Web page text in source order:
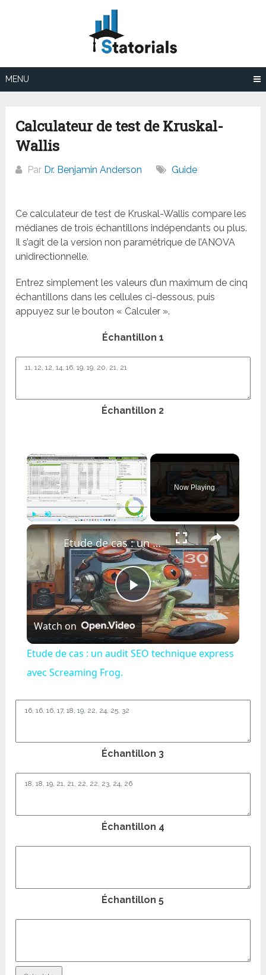
MENU
Calculateur de test de Kruskal-
Wallis
Par Dr. Benjamin Anderson Guide
Ce calculateur de test de Kruskal-Wallis compare les
médianes de trois échantillons indépendants ou plus.
Il s’agit de la version non paramétrique de l’ANOVA
unidirectionnelle.
Entrez simplement les valeurs d’un maximum de cinq
échantillons dans les cellules ci-dessous, puis
appuyez sur le bouton « Calculer ».
Échantillon 1
Échantillon 2
×
Play Unmute
Now Playing
×
Play
Video
Etude de cas : un audit SEO technique express avec Screaming Frog.
Watch on
Etude de cas : un audit SEO technique express
avec Screaming Frog.
Échantillon 3
Échantillon 4
Échantillon 5